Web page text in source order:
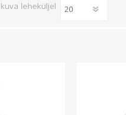
laadijad ja komponendid
kuva leheküljel